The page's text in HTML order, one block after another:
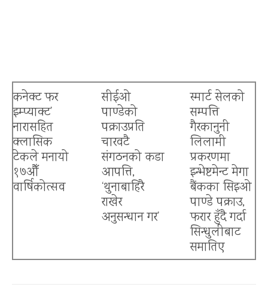
कनेक्ट फर
इम्प्याक्ट’
नारासहित
क्लासिक
टेकले मनायो
१७औँ
वार्षिकोत्सव
सीईओ
पाण्डेको
पक्राउप्रति
चारवटै
संगठनको कडा
आपत्ति,
‘थुनाबाहिरै
राखेर
अनुसन्धान गर’
स्मार्ट सेलको
सम्पत्ति
गैरकानुनी
लिलामी
प्रकरणमा
इन्भेष्टमेन्ट मेगा
बैंकका सिइओ
पाण्डे पक्राउ,
फरार हुँदै गर्दा
सिन्धुलीबाट
समातिए